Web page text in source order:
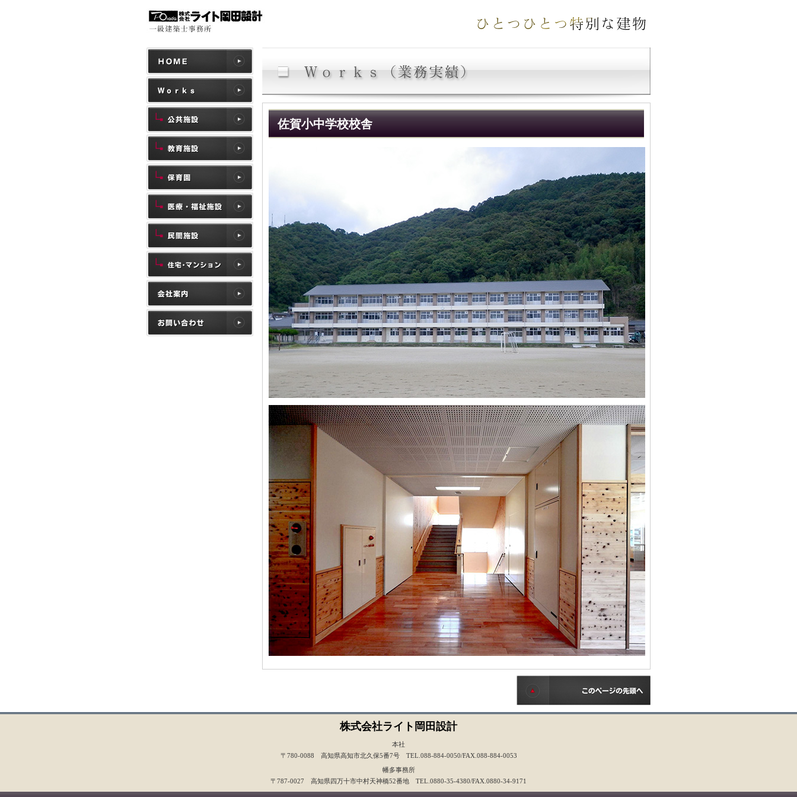
佐賀小中学校校舎
株式会社ライト岡田設計
本社
〒780-0088 高知県高知市北久保5番7号 TEL.088-884-0050/FAX.088-884-0053
幡多事務所
〒787-0027 高知県四万十市中村天神橋52番地 TEL.0880-35-4380/FAX.0880-34-9171